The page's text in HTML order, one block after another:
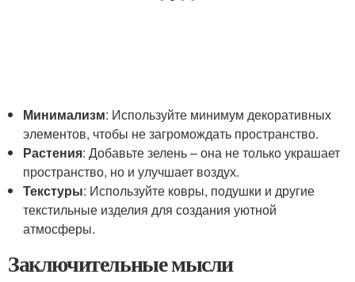
Минимализм: Используйте минимум декоративных
элементов, чтобы не загромождать пространство.
Растения: Добавьте зелень – она не только украшает
пространство, но и улучшает воздух.
Текстуры: Используйте ковры, подушки и другие
текстильные изделия для создания уютной
атмосферы.
Заключительные мысли